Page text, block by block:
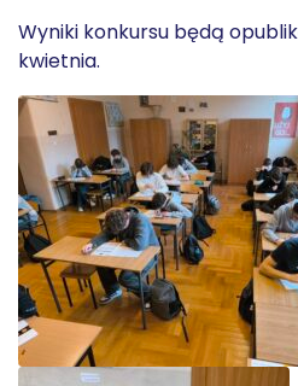
Wyniki konkursu będą
kwietnia.